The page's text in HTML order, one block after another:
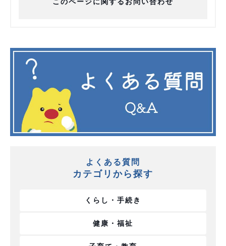
このページに関するお問い合わせ
よくある質問
カテゴリから探す
くらし・手続き
健康・福祉